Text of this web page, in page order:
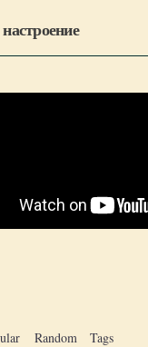
Random Tags